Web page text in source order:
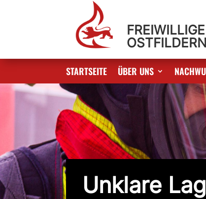
OSTFILDERN
STARTSEITE ÜBER UNS
Unklare